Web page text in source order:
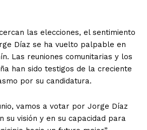
las elecciones, el sentimiento
Díaz se ha vuelto palpable en
Las reuniones comunitarias y los
han sido testigos de la creciente
por su candidatura.
vamos a votar por Jorge Díaz
su visión y en su capacidad para